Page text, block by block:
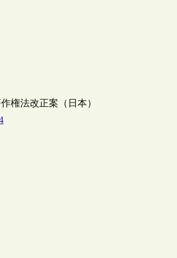
権法改正案（日本）